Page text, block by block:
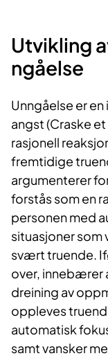
Utvikling
ngåelse
Unngåelse er
angst (Craske
rasjonell
fremtidige
argumenterer
forstås som en
personen med
situasjoner
svært truende.
over, innebærer
dreining av
oppleves
automatisk
samt vansker